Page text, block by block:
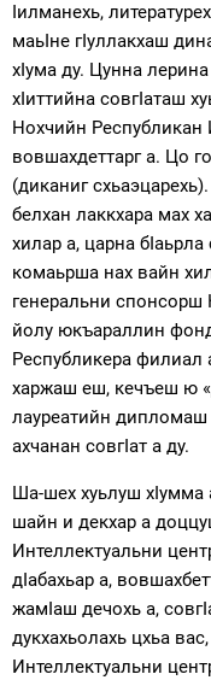
Iилманехь,
маьIне гIуллакхаш
хIума ду. Цунна
хIиттийна совгIаташ
Нохчийн Республикан
вовшахдеттарг а. Цо
(диканиг
белхан лаккхара мах
хилар а, царна бIаьрла
комаьрша нах вайн
генеральни
йолу юкъараллин
Республикера филиал
харжаш еш, кечъеш ю
лауреатийн дипломаш
ахчанан совгIат а ду.
Ша-шех хуьлуш хIумма
шайн и декхар а
Интеллектуальни
дIабахьар а,
жамIаш дечохь а,
дукхахьолахь цхьа
Интеллектуальни